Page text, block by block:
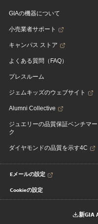
GIAの機器について
小売業者サポート
キャンパス ストア
よくある質問（FAQ）
プレスルーム
ジェムキッズのウェブサイト
Alumni Collective
ジュエリーの品質保証ベンチマー
ク
ダイヤモンドの品質を示す4C
Eメールの設定
Cookieの設定
新GIA